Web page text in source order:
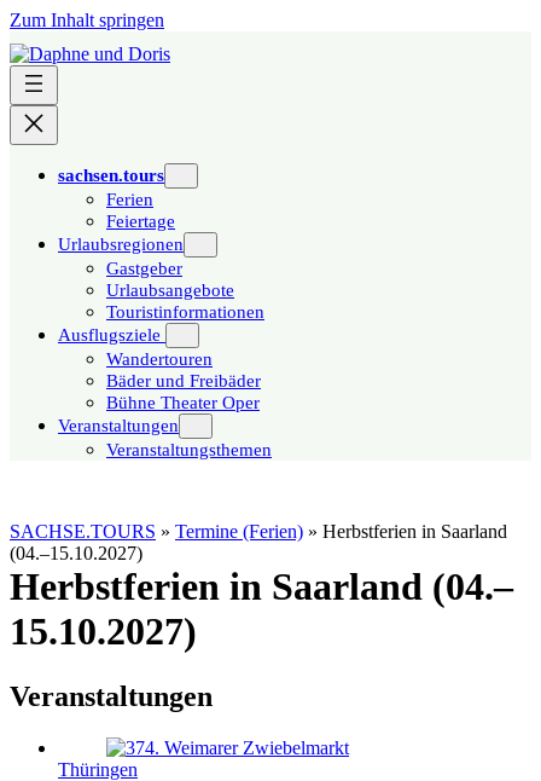
Zum Inhalt springen
sachsen.tours
Ferien
Feiertage
Urlaubsregionen
Gastgeber
Urlaubsangebote
Touristinformationen
Ausflugsziele
Wandertouren
Bäder und Freibäder
Bühne Theater Oper
Veranstaltungen
Veranstaltungsthemen
SACHSE.TOURS » Termine (Ferien) » Herbstferien in Saarland
(04.–15.10.2027)
Herbstferien in Saarland (04.–
15.10.2027)
Veranstaltungen
Thüringen